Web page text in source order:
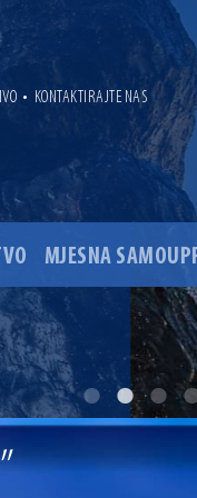
• KONTAKTIRAJTE NAS
MJESNA
Starčevića